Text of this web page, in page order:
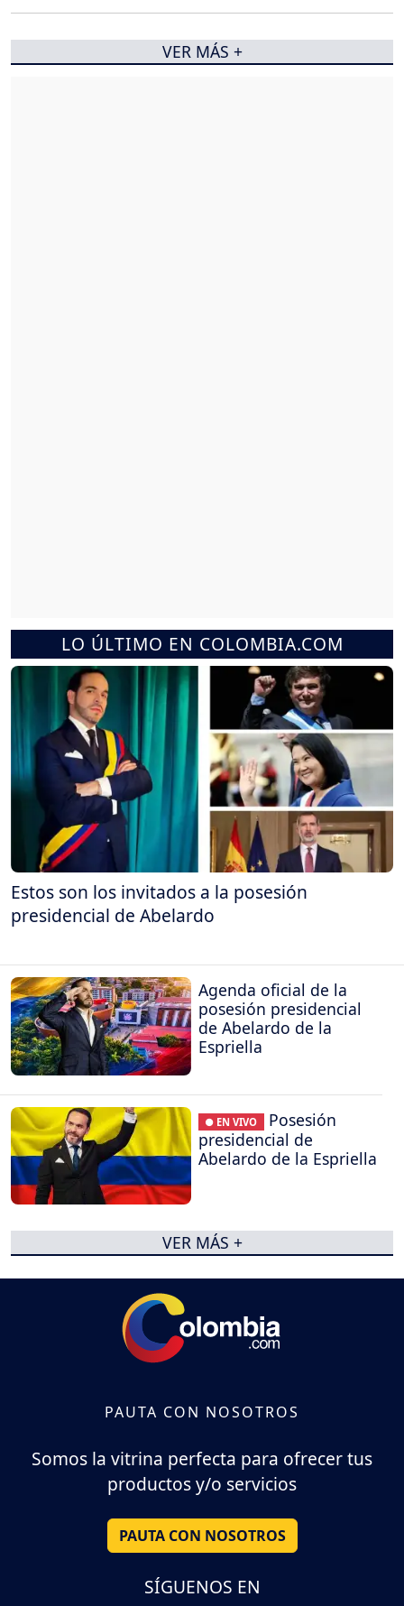
LO ÚLTIMO EN COLOMBIA.COM
Estos son los invitados a la posesión
presidencial de Abelardo
Agenda oficial de la
posesión presidencial
de Abelardo de la
Espriella
● EN VIVO
Posesión
presidencial de
Abelardo de la Espriella
VER MÁS +
VER MÁS +
PAUTA CON NOSOTROS
Somos la vitrina perfecta para ofrecer tus
productos y/o servicios
PAUTA CON NOSOTROS
SÍGUENOS EN